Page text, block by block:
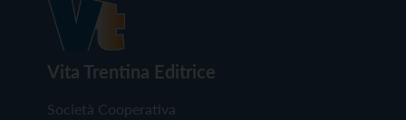
Vita Trentina Editrice
Società Cooperativa